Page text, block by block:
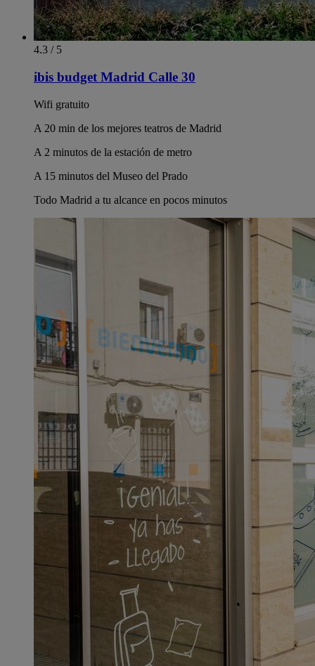
4.3 / 5
ibis budget Madrid Calle 30
Wifi gratuito
A 20 min de los mejores teatros de Madrid
A 2 minutos de la estación de metro
A 15 minutos del Museo del Prado
Todo Madrid a tu alcance en pocos minutos